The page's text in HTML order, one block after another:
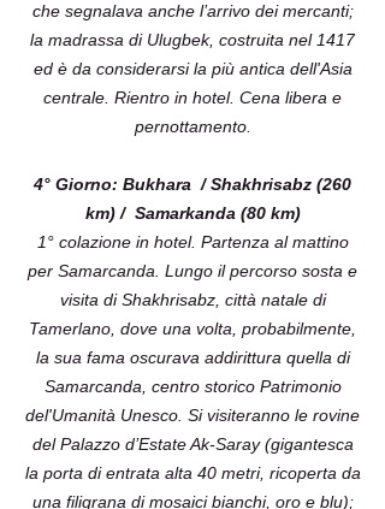
che segnalava anche l’arrivo dei mercanti;
la madrassa di Ulugbek, costruita nel 1417
ed è da considerarsi la più antica dell'Asia
centrale. Rientro in hotel. Cena libera e
pernottamento.
4° Giorno: Bukhara / Shakhrisabz (260
km) / Samarkanda (80 km)
1° colazione in hotel. Partenza al mattino
per Samarcanda. Lungo il percorso sosta e
visita di Shakhrisabz, città natale di
Tamerlano, dove una volta, probabilmente,
la sua fama oscurava addirittura quella di
Samarcanda, centro storico Patrimonio
del'Umanità Unesco. Si visiteranno le rovine
del Palazzo d’Estate Ak-Saray (gigantesca
la porta di entrata alta 40 metri, ricoperta da
una filigrana di mosaici bianchi, oro e blu);